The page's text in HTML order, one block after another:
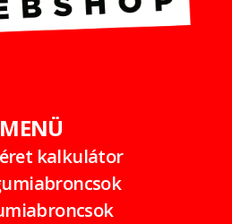
MENÜ
kalkulátor